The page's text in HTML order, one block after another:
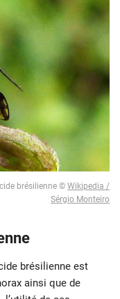
brésilienne © Wikipedia /
Sérgio Monteiro
brésilienne est
ainsi que de